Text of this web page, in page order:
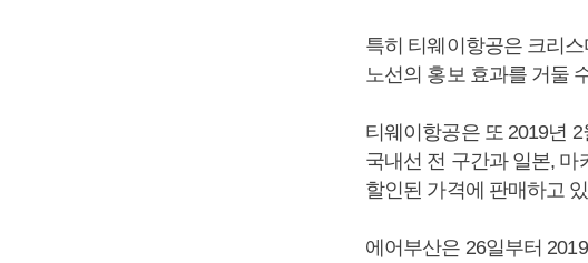
특히 티웨이항공은 크리
노선의 홍보 효과를 거둘
티웨이항공은 또 2019년
국내선 전 구간과 일본,
할인된 가격에 판매하고
에어부산은 26일부터